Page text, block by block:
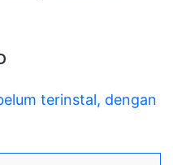
terinstal, dengan